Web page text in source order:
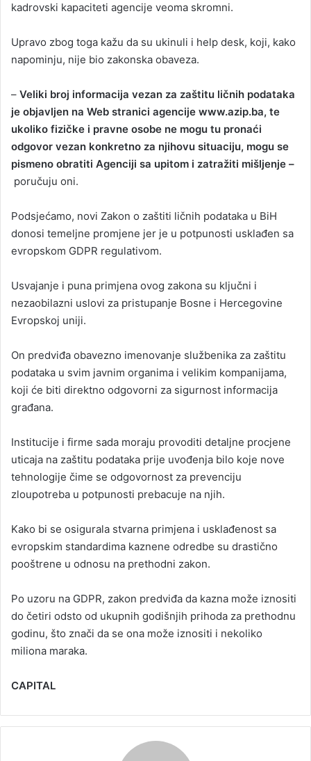
kadrovski kapaciteti agencije veoma skromni.
Upravo zbog toga kažu da su ukinuli i help desk, koji, kako
napominju, nije bio zakonska obaveza.
– Veliki broj informacija vezan za zaštitu ličnih podataka
je objavljen na Web stranici agencije www.azip.ba, te
ukoliko fizičke i pravne osobe ne mogu tu pronaći
odgovor vezan konkretno za njihovu situaciju, mogu se
pismeno obratiti Agenciji sa upitom i zatražiti mišljenje –
poručuju oni.
Podsjećamo, novi Zakon o zaštiti ličnih podataka u BiH
donosi temeljne promjene jer je u potpunosti usklađen sa
evropskom GDPR regulativom.
Usvajanje i puna primjena ovog zakona su ključni i
nezaobilazni uslovi za pristupanje Bosne i Hercegovine
Evropskoj uniji.
On predviđa obavezno imenovanje službenika za zaštitu
podataka u svim javnim organima i velikim kompanijama,
koji će biti direktno odgovorni za sigurnost informacija
građana.
Institucije i firme sada moraju provoditi detaljne procjene
uticaja na zaštitu podataka prije uvođenja bilo koje nove
tehnologije čime se odgovornost za prevenciju
zloupotreba u potpunosti prebacuje na njih.
Kako bi se osigurala stvarna primjena i usklađenost sa
evropskim standardima kaznene odredbe su drastično
pooštrene u odnosu na prethodni zakon.
Po uzoru na GDPR, zakon predviđa da kazna može iznositi
do četiri odsto od ukupnih godišnjih prihoda za prethodnu
godinu, što znači da se ona može iznositi i nekoliko
miliona maraka.
CAPITAL